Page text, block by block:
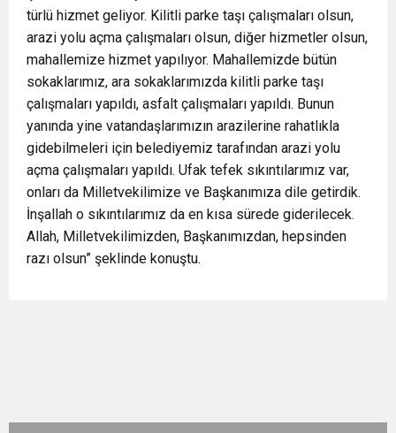
türlü hizmet geliyor. Kilitli parke taşı çalışmaları olsun,
arazi yolu açma çalışmaları olsun, diğer hizmetler olsun,
mahallemize hizmet yapılıyor. Mahallemizde bütün
sokaklarımız, ara sokaklarımızda kilitli parke taşı
çalışmaları yapıldı, asfalt çalışmaları yapıldı. Bunun
yanında yine vatandaşlarımızın arazilerine rahatlıkla
gidebilmeleri için belediyemiz tarafından arazi yolu
açma çalışmaları yapıldı. Ufak tefek sıkıntılarımız var,
onları da Milletvekilimize ve Başkanımıza dile getirdik.
İnşallah o sıkıntılarımız da en kısa sürede giderilecek.
Allah, Milletvekilimizden, Başkanımızdan, hepsinden
razı olsun” şeklinde konuştu.